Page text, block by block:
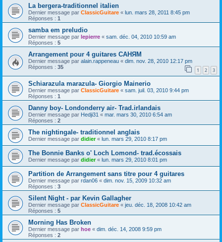
La bergera-traditionnel italien
Dernier message par ClassicGuitare « lun. mars 28, 2011 8:45 pm
Réponses : 1
samba em preludio
Dernier message par lepierre « sam. déc. 04, 2010 10:59 am
Réponses : 5
Arrangement pour 4 guitares САНЯМ
Dernier message par alain.rappeneau « dim. nov. 28, 2010 12:17 pm
Réponses : 35 1 2 3
Schiarazula marazula- Giorgio Mainerio
Dernier message par ClassicGuitare « sam. juil. 03, 2010 9:44 pm
Réponses : 1
Danny boy- Londonderry air- Trad.irlandais
Dernier message par Hedji31 « mar. mars 30, 2010 6:54 am
Réponses : 2
The nightingale- traditionnel anglais
Dernier message par didier« lun. mars 29, 2010 8:17 pm
The Bonnie Banks o' Loch Lomond- trad.écossais
Dernier message par didier« lun. mars 29, 2010 8:01 pm
Partition de Arrangement sans titre pour 4 guitares
Dernier message par rdan06 « dim. nov. 15, 2009 10:32 am
Réponses : 3
Silent Night - par Kevin Gallagher
Dernier message par ClassicGuitare « jeu. déc. 18, 2008 10:42 am
Réponses : 5
Morning Has Broken
Dernier message par hoe « dim. déc. 14, 2008 9:59 pm
Réponses : 2